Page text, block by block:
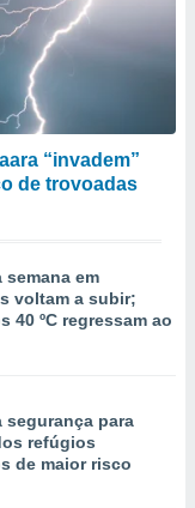
“invadem”
de trovoadas
semana em
voltam a subir;
40 ºC regressam ao
segurança para
refúgios
de maior risco